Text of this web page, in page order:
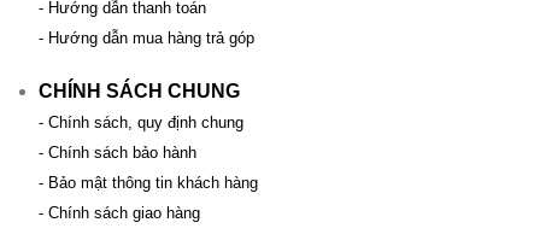
- Hướng dẫn thanh toán
- Hướng dẫn mua hàng trả góp
CHÍNH SÁCH CHUNG
- Chính sách, quy định chung
- Chính sách bảo hành
- Bảo mật thông tin khách hàng
- Chính sách giao hàng